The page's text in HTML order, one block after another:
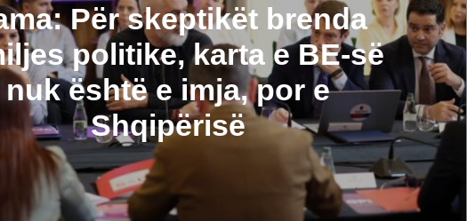
Për skeptikët brenda
politike, karta e BE-së
nuk është e imja, por e
Shqipërisë